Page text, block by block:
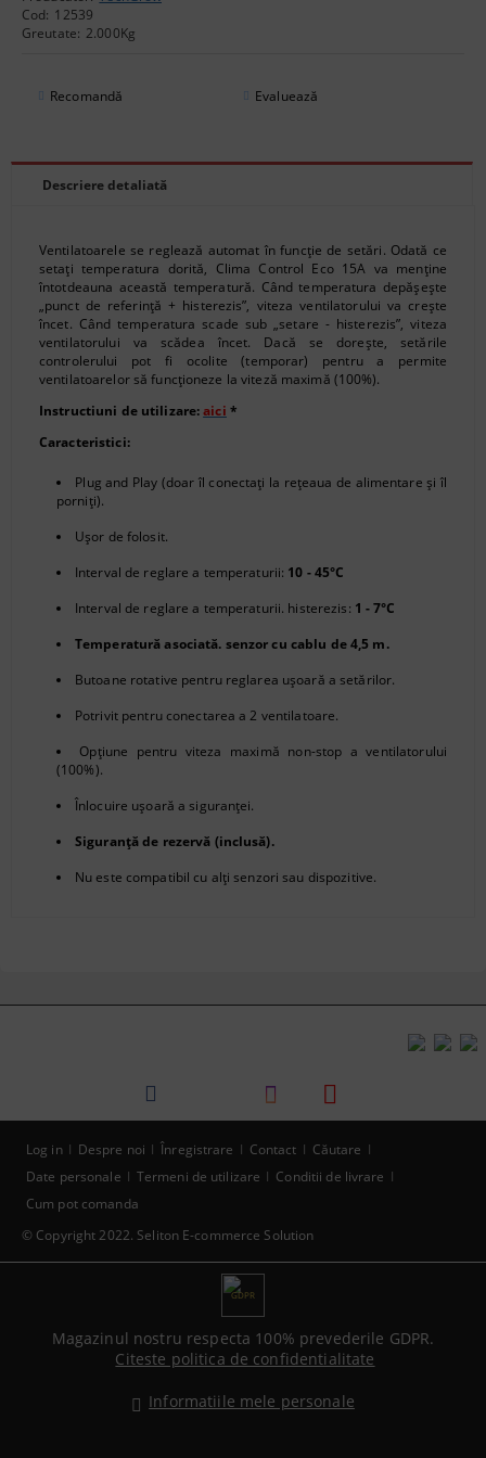
Cod: 12539
Greutate: 2.000Kg
Recomandă Evaluează
Descriere detaliată
Ventilatoarele se reglează automat în funcție de setări. Odată ce
setați temperatura dorită, Clima Control Eco 15A va menține
întotdeauna această temperatură. Când temperatura depășește
„punct de referință + histerezis”, viteza ventilatorului va crește
încet. Când temperatura scade sub „setare - histerezis”, viteza
ventilatorului va scădea încet. Dacă se dorește, setările
controlerului pot fi ocolite (temporar) pentru a permite
ventilatoarelor să funcționeze la viteză maximă (100%).
Instructiuni de utilizare:aici *
Caracteristici:
Plug and Play (doar îl conectați la rețeaua de alimentare și îl
porniți).
Ușor de folosit.
Interval de reglare a temperaturii: 10 - 45°C
Interval de reglare a temperaturii. histerezis: 1 - 7°C
Temperatură asociată. senzor cu cablu de 4,5 m.
Butoane rotative pentru reglarea ușoară a setărilor.
Potrivit pentru conectarea a 2 ventilatoare.
Opțiune pentru viteza maximă non-stop a ventilatorului
(100%).
Înlocuire ușoară a siguranței.
Siguranță de rezervă (inclusă).
Nu este compatibil cu alți senzori sau dispozitive.
© Copyright 2022. Seliton E-commerce Solution
Log in Despre noi Înregistrare Contact
Căutare
Date personale
Termeni de utilizare
Conditii de livrare
Cum pot comanda
GDPR
Magazinul nostru respecta 100% prevederile GDPR.
Citeste politica de confidentialitate
Informatiile mele personale